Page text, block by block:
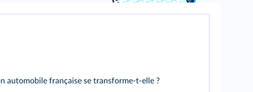
automobile française se transforme‑t‑elle ?